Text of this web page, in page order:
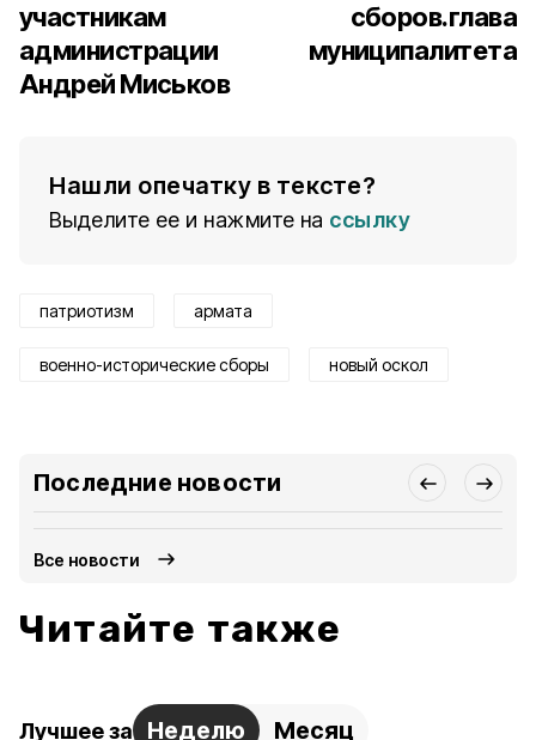
участникам сборов.глава
администрации муниципалитета
Андрей Миськов
Нашли опечатку в тексте?
Выделите ее и нажмите на ссылку
патриотизм армата
военно-исторические сборы новый оскол
Последние новости
Все новости
Читайте также
Лучшее за Неделю Месяц